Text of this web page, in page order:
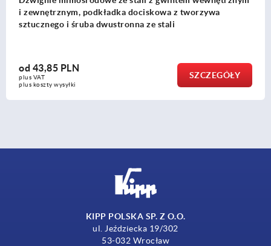
wewnętrznym i zewnętrznym, podkładka dociskowa
z tworzywa sztucznego i śruba dwustronna ze stali lub
od60,43 PLN
plus VAT
plus koszty wysyłki
SZCZEGÓŁY
KIPP POLSKA SP. Z O.O.
ul. Jeździecka 19/302
53-032 Wrocław